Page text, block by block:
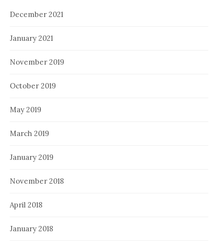
December 2021
January 2021
November 2019
October 2019
May 2019
March 2019
January 2019
November 2018
April 2018
January 2018